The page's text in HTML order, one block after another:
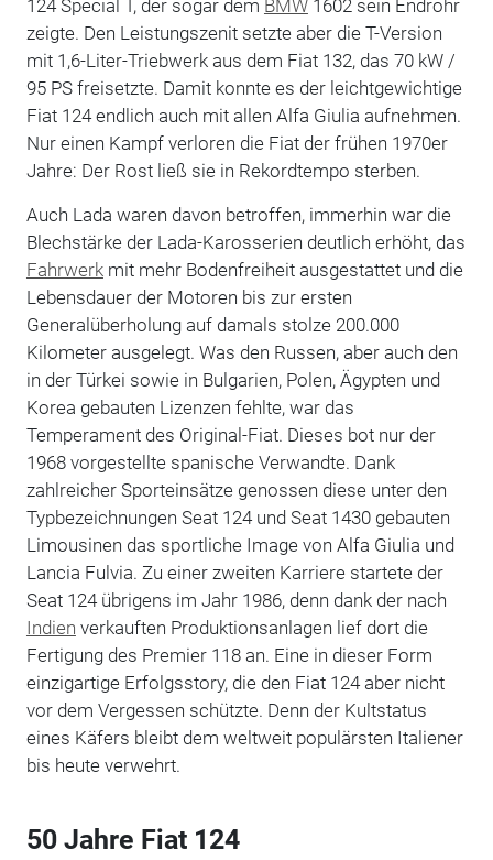
124 Special T, der sogar dem BMW1602 sein Endrohr
zeigte. Den Leistungszenit setzte aber die T-Version
mit 1,6-Liter-Triebwerk aus dem Fiat 132, das 70 kW /
95 PS freisetzte. Damit konnte es der leichtgewichtige
Fiat 124 endlich auch mit allen Alfa Giulia aufnehmen.
Nur einen Kampf verloren die Fiat der frühen 1970er
Jahre: Der Rost ließ sie in Rekordtempo sterben.
Auch Lada waren davon betroffen, immerhin war die
Blechstärke der Lada-Karosserien deutlich erhöht, das
Fahrwerkmit mehr Bodenfreiheit ausgestattet und die
Lebensdauer der Motoren bis zur ersten
Generalüberholung auf damals stolze 200.000
Kilometer ausgelegt. Was den Russen, aber auch den
in der Türkei sowie in Bulgarien, Polen, Ägypten und
Korea gebauten Lizenzen fehlte, war das
Temperament des Original-Fiat. Dieses bot nur der
1968 vorgestellte spanische Verwandte. Dank
zahlreicher Sporteinsätze genossen diese unter den
Typbezeichnungen Seat 124 und Seat 1430 gebauten
Limousinen das sportliche Image von Alfa Giulia und
Lancia Fulvia. Zu einer zweiten Karriere startete der
Seat 124 übrigens im Jahr 1986, denn dank der nach
Indien verkauften Produktionsanlagen lief dort die
Fertigung des Premier 118 an. Eine in dieser Form
einzigartige Erfolgsstory, die den Fiat 124 aber nicht
vor dem Vergessen schützte. Denn der Kultstatus
eines Käfers bleibt dem weltweit populärsten Italiener
bis heute verwehrt.
50 Jahre Fiat 124